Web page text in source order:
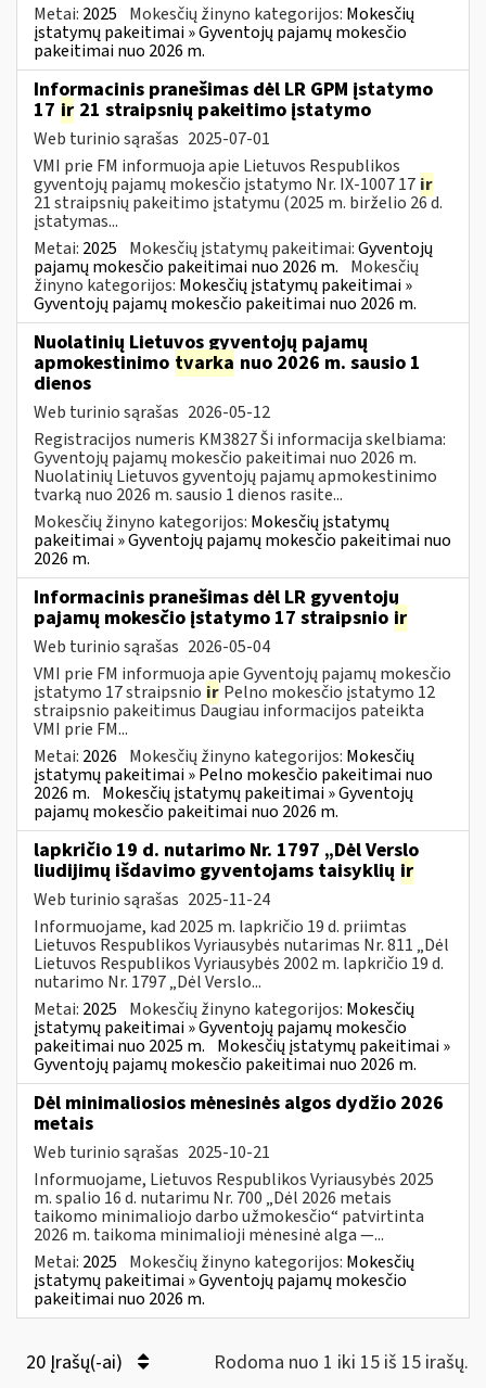
Metai: 2025 Mokesčių žinyno kategorijos: Mokesčių
įstatymų pakeitimai » Gyventojų pajamų mokesčio
pakeitimai nuo 2026 m.
Informacinis pranešimas dėl LR GPM įstatymo
17 ir 21 straipsnių pakeitimo įstatymo
Web turinio sąrašas 2025-07-01
VMI prie FM informuoja apie Lietuvos Respublikos
gyventojų pajamų mokesčio įstatymo Nr. IX-1007 17 ir
21 straipsnių pakeitimo įstatymu (2025 m. birželio 26 d.
įstatymas...
Metai: 2025 Mokesčių įstatymų pakeitimai:Gyventojų
pajamų mokesčio pakeitimai nuo 2026 m. Mokesčių
žinyno kategorijos: Mokesčių įstatymų pakeitimai »
Gyventojų pajamų mokesčio pakeitimai nuo 2026 m.
Nuolatinių Lietuvos gyventojų pajamų
apmokestinimo tvarka nuo 2026 m. sausio 1
dienos
Web turinio sąrašas 2026-05-12
Registracijos numeris KM3827 Ši informacija skelbiama:
Gyventojų pajamų mokesčio pakeitimai nuo 2026 m.
Nuolatinių Lietuvos gyventojų pajamų apmokestinimo
tvarką nuo 2026 m. sausio 1 dienos rasite...
Mokesčių žinyno kategorijos: Mokesčių įstatymų
pakeitimai » Gyventojų pajamų mokesčio pakeitimai nuo
2026 m.
Informacinis pranešimas dėl LR gyventojų
pajamų mokesčio įstatymo 17 straipsnio ir
Web turinio sąrašas 2026-05-04
VMI prie FM informuoja apie Gyventojų pajamų mokesčio
įstatymo 17 straipsnio ir Pelno mokesčio įstatymo 12
straipsnio pakeitimus Daugiau informacijos pateikta
VMI prie FM...
Metai: 2026 Mokesčių žinyno kategorijos: Mokesčių
įstatymų pakeitimai » Pelno mokesčio pakeitimai nuo
2026 m. Mokesčių įstatymų pakeitimai » Gyventojų
pajamų mokesčio pakeitimai nuo 2026 m.
lapkričio 19 d. nutarimo Nr. 1797 „Dėl Verslo
liudijimų išdavimo gyventojams taisyklių ir
Web turinio sąrašas 2025-11-24
Informuojame, kad 2025 m. lapkričio 19 d. priimtas
Lietuvos Respublikos Vyriausybės nutarimas Nr. 811 „Dėl
Lietuvos Respublikos Vyriausybės 2002 m. lapkričio 19 d.
nutarimo Nr. 1797 „Dėl Verslo...
Metai: 2025 Mokesčių žinyno kategorijos: Mokesčių
įstatymų pakeitimai » Gyventojų pajamų mokesčio
pakeitimai nuo 2025 m. Mokesčių įstatymų pakeitimai »
Gyventojų pajamų mokesčio pakeitimai nuo 2026 m.
Dėl minimaliosios mėnesinės algos dydžio 2026
metais
Web turinio sąrašas 2025-10-21
Informuojame, Lietuvos Respublikos Vyriausybės 2025
m. spalio 16 d. nutarimu Nr. 700 „Dėl 2026 metais
taikomo minimaliojo darbo užmokesčio“ patvirtinta
2026 m. taikoma minimalioji mėnesinė alga —...
Metai: 2025 Mokesčių žinyno kategorijos: Mokesčių
įstatymų pakeitimai » Gyventojų pajamų mokesčio
pakeitimai nuo 2026 m.
20 Įrašų(-ai) Rodoma nuo 1 iki 15 iš 15 irašų.